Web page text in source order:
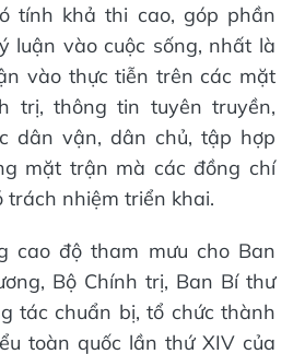
tính khả thi cao, góp phần
luận vào cuộc sống, nhất là
vào thực tiễn trên các mặt
trị, thông tin tuyên truyền,
dân vận, dân chủ, tập hợp
mặt trận mà các đồng chí
nhiệm triển khai.
cao độ tham mưu cho Ban
Bộ Chính trị, Ban Bí thư
tác chuẩn bị, tổ chức thành
toàn quốc lần thứ XIV của